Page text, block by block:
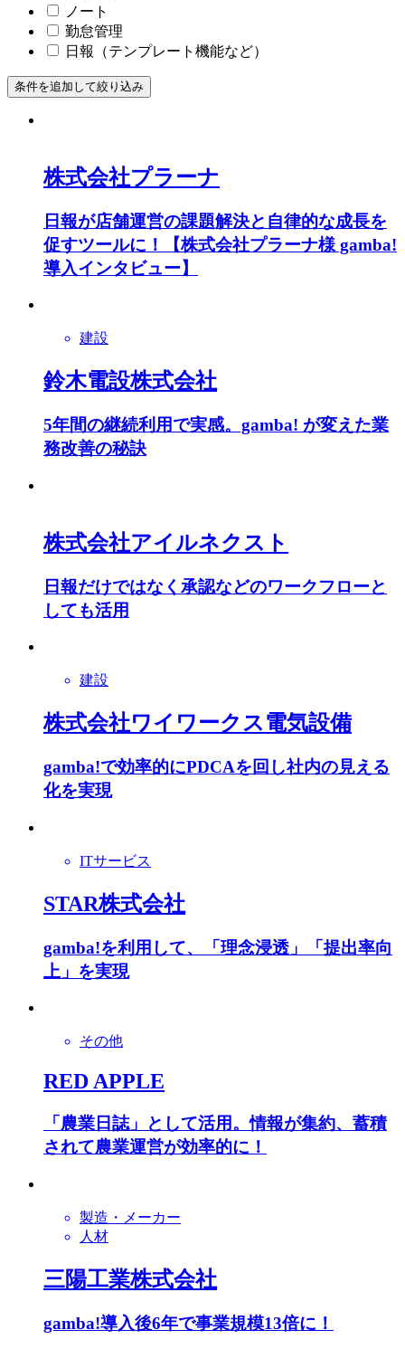
ノート
勤怠管理
日報（テンプレート機能など）
条件を追加して絞り込み
株式会社プラーナ
日報が店舗運営の課題解決と自律的な成長を
促すツールに！【株式会社プラーナ様 gamba!
導入インタビュー】
建設
鈴木電設株式会社
5年間の継続利用で実感。gamba! が変えた業
務改善の秘訣
株式会社アイルネクスト
日報だけではなく承認などのワークフローと
しても活用
建設
株式会社ワイワークス電気設備
gamba!で効率的にPDCAを回し社内の見える
化を実現
ITサービス
STAR株式会社
gamba!を利用して、「理念浸透」「提出率向
上」を実現
その他
RED APPLE
「農業日誌」として活用。情報が集約、蓄積
されて農業運営が効率的に！
製造・メーカー
人材
三陽工業株式会社
gamba!導入後6年で事業規模13倍に！